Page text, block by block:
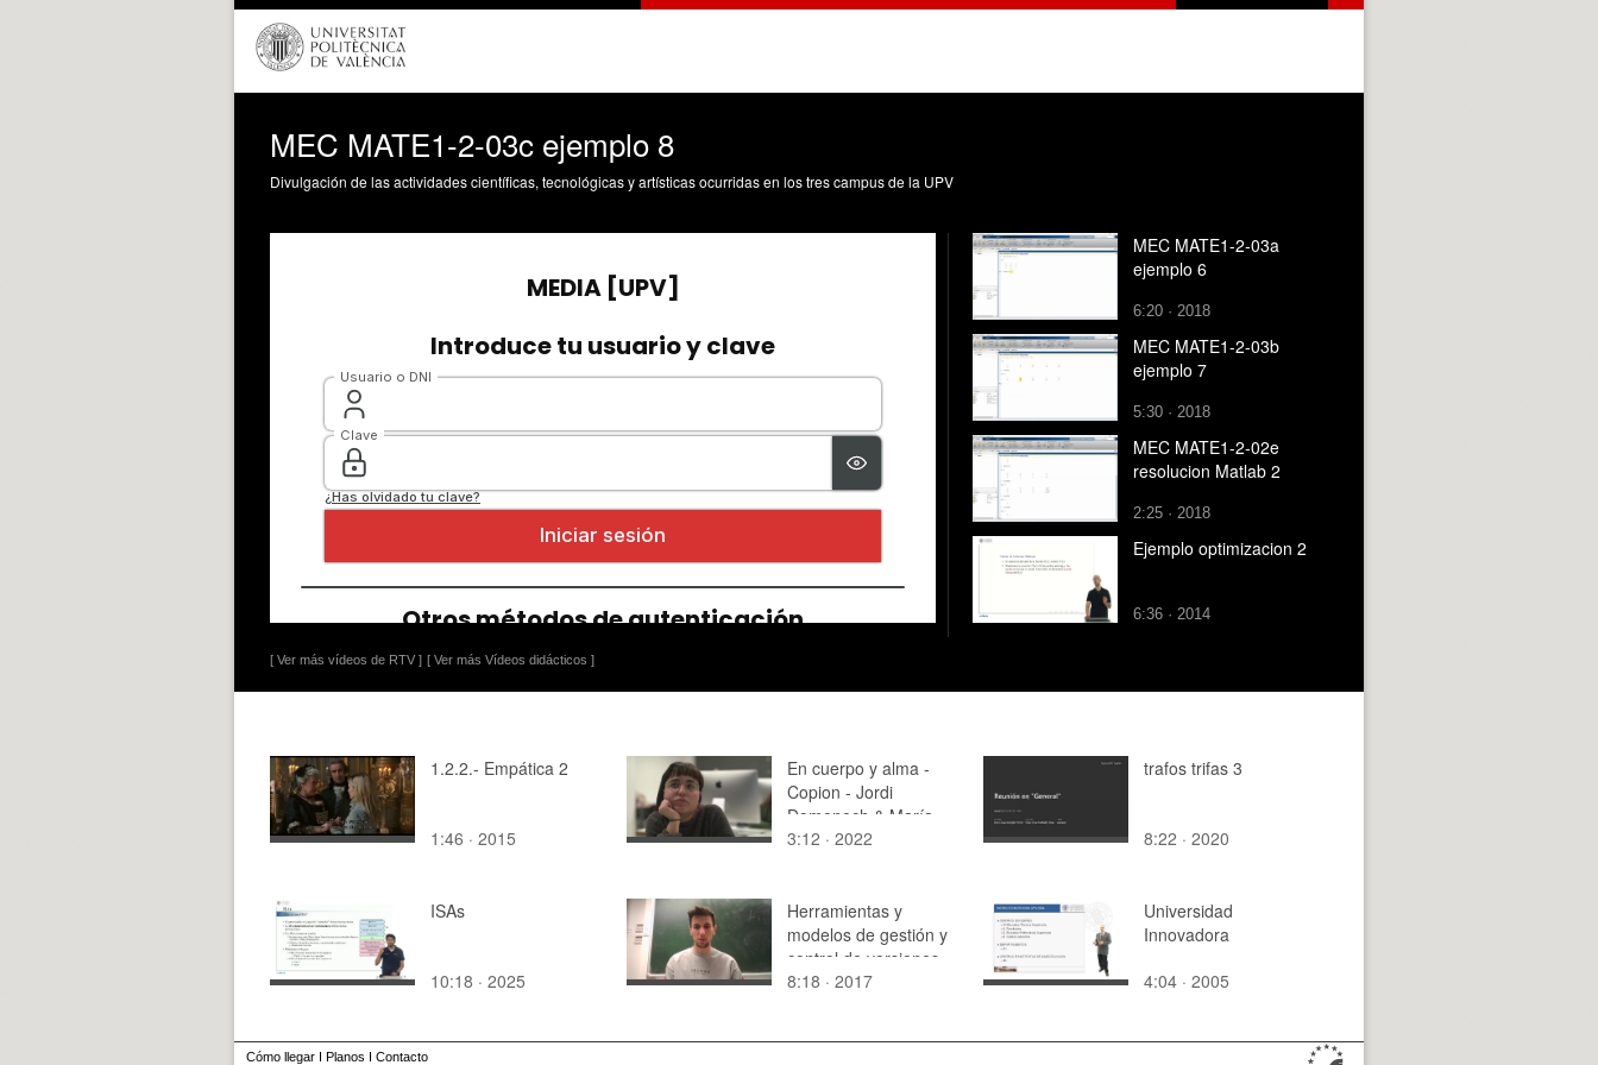
MEC MATE1-2-03c ejemplo 8
Divulgación de las actividades científicas, tecnológicas y artísticas ocurridas en los tres campus de la UPV
[ Ver más vídeos de RTV ] [ Ver más Vídeos didácticos ]
MEC MATE1-2-03a
ejemplo 6
6:20 · 2018
MEC MATE1-2-03b
ejemplo 7
5:30 · 2018
MEC MATE1-2-02e
resolucion Matlab 2
2:25 · 2018
Ejemplo optimizacion 2
6:36 · 2014
1.2.2.- Empática 2
1:46 · 2015
En cuerpo y alma -
Copion - Jordi
Domenech & María
Borredá
3:12 · 2022
trafos trifas 3
8:22 · 2020
ISAs
10:18 · 2025
Herramientas y
modelos de gestión y
control de versiones
de código.
8:18 · 2017
Universidad
Innovadora
4:04 · 2005
Cómo llegar I Planos I Contacto